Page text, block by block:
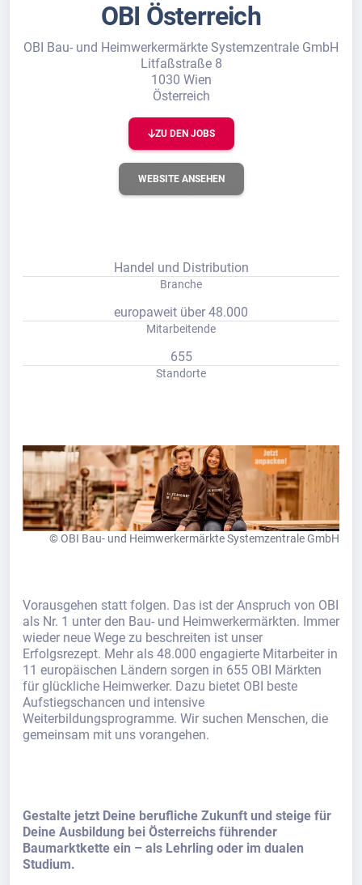
OBI Österreich
OBI Bau- und Heimwerkermärkte Systemzentrale GmbH
Litfaßstraße 8
1030 Wien
Österreich
ZU DEN JOBS
WEBSITE ANSEHEN
Handel und Distribution
Branche
europaweit über 48.000
Mitarbeitende
655
Standorte
© OBI Bau- und Heimwerkermärkte Systemzentrale GmbH
Vorausgehen statt folgen. Das ist der Anspruch von OBI
als Nr. 1 unter den Bau- und Heimwerkermärkten. Immer
wieder neue Wege zu beschreiten ist unser
Erfolgsrezept. Mehr als 48.000 engagierte Mitarbeiter in
11 europäischen Ländern sorgen in 655 OBI Märkten
für glückliche Heimwerker. Dazu bietet OBI beste
Aufstiegschancen und intensive
Weiterbildungsprogramme. Wir suchen Menschen, die
gemeinsam mit uns vorangehen.
Gestalte jetzt Deine berufliche Zukunft und steige für
Deine Ausbildung bei Österreichs führender
Baumarktkette ein – als Lehrling oder im dualen
Studium.